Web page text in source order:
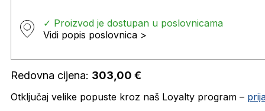
✓ Proizvod je dostupan u poslovnicama
Vidi popis poslovnica >
Redovna cijena: 303,00 €
Otključaj velike popuste kroz naš Loyalty program –